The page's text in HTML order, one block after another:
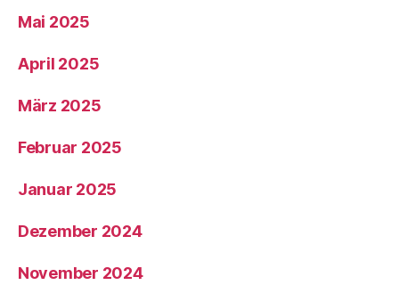
Mai 2025
April 2025
März 2025
Februar 2025
Januar 2025
Dezember 2024
November 2024